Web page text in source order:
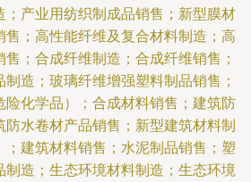
；产业用纺织制成品销售；新型膜材
售；高性能纤维及复合材料制造；高
；合成纤维制造；合成纤维销售；
造；玻璃纤维增强塑料制品销售；
险化学品）；合成材料销售；建筑防
水卷材产品销售；新型建筑材料制
；建筑材料销售；水泥制品销售；塑
制造；生态环境材料制造；生态环境